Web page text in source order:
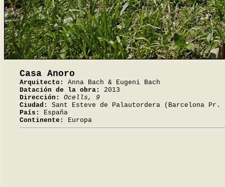
Casa Anoro
Arquitecto:
Anna Bach & Eugeni Bach
Datación de la obra:
2013
Dirección:
Ocells, 9
Ciudad:
Sant Esteve de Palautordera (Barcelona Pr.
País:
España
Continente:
Europa